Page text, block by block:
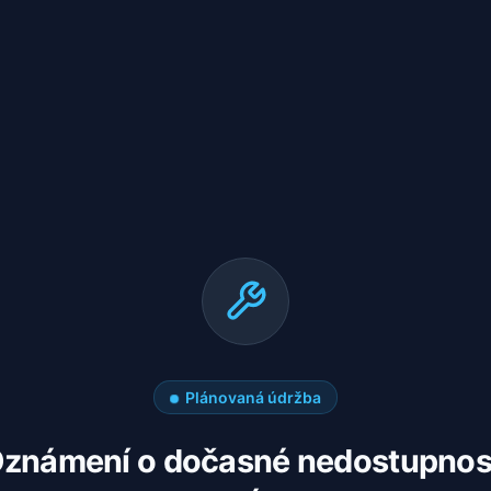
Plánovaná údržba
o dočasné